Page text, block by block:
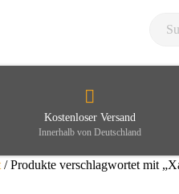
Kostenloser Versand
Innerhalb von Deutschland
/ Produkte verschlagwortet mit